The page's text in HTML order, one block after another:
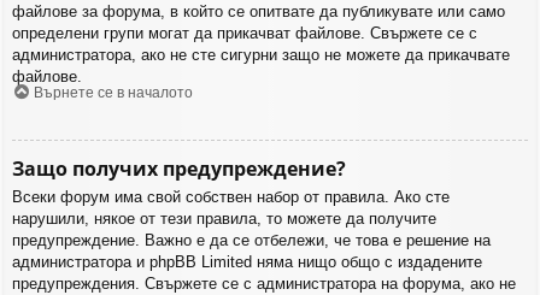
файлове за форума, в който се опитвате да публикувате или само
определени групи могат да прикачват файлове. Свържете се с
администратора, ако не сте сигурни защо не можете да прикачвате
файлове.
Върнете се в началото
Защо получих предупреждение?
Всеки форум има свой собствен набор от правила. Ако сте
нарушили, някое от тези правила, то можете да получите
предупреждение. Важно е да се отбележи, че това е решение на
администратора и phpBB Limited няма нищо общо с издадените
предупреждения. Свържете се с администратора на форума, ако не